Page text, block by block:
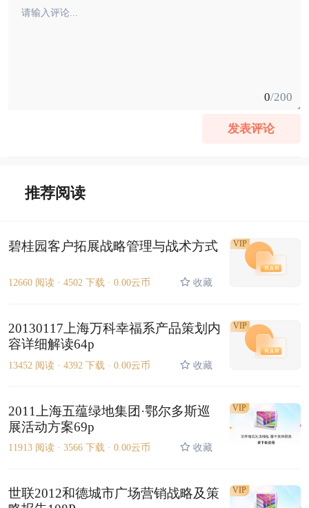
0/200
发表评论
推荐阅读
碧桂园客户拓展战略管理与战术方式
12660 阅读 · 4502 下载 · 0.00云币 收藏
VIP
20130117上海万科幸福系产品策划内
容详细解读64p
13452 阅读 · 4392 下载 · 0.00云币 收藏
VIP
2011上海五蕴绿地集团·鄂尔多斯巡
展活动方案69p
11913 阅读 · 3566 下载 · 0.00云币 收藏
VIP
世联2012和德城市广场营销战略及策
VIP